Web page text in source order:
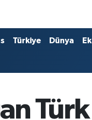
Türkiye Dünya